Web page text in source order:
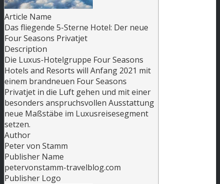
Article Name
Das fliegende 5-Sterne Hotel: Der neue
Four Seasons Privatjet
Description
Die Luxus-Hotelgruppe Four Seasons
Hotels and Resorts will Anfang 2021 mit
einem brandneuen Four Seasons
Privatjet in die Luft gehen und mit einer
besonders anspruchsvollen Ausstattung
neue Maßstäbe im Luxusreisesegment
setzen.
Author
Peter von Stamm
Publisher Name
petervonstamm-travelblog.com
Publisher Logo